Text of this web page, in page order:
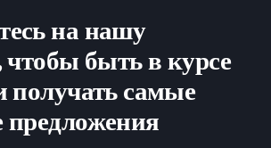
на нашу
чтобы быть в курсе
получать самые